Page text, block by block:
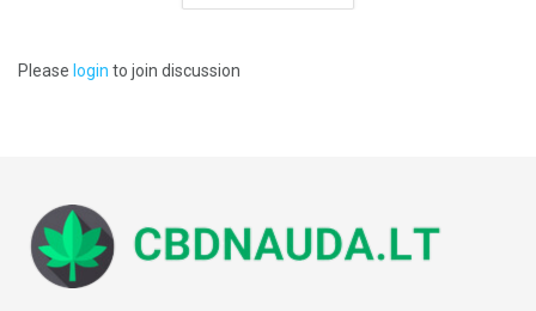
Please login to join discussion